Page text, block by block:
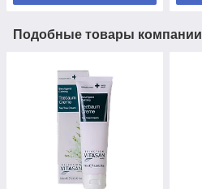
Подобные товары компании